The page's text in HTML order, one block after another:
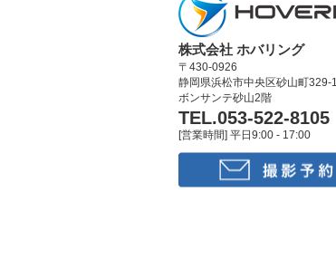
株式会社 ホバリング
〒430-0926
静岡県浜松市中央区砂山町329-1
ボンサンテ砂山2階
TEL.053-522-8105
[営業時間] 平日9:00 - 17:00